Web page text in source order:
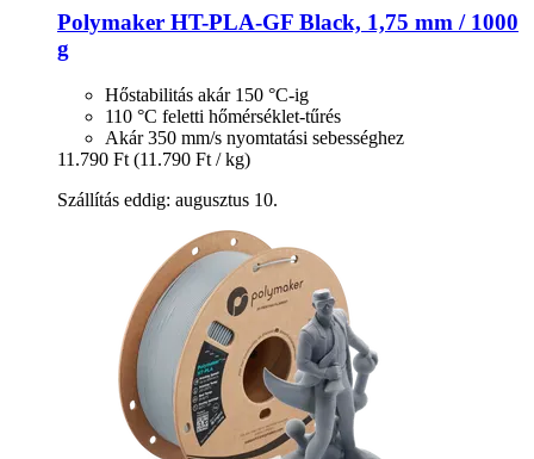
Polymaker HT-​PLA-​GF Black, 1,75 mm / 1000
g
Hőstabilitás akár 150 °C-ig
110 °C feletti hőmérséklet-tűrés
Akár 350 mm/s nyomtatási sebességhez
11.790 Ft (11.790 Ft / kg)
Szállítás eddig: augusztus 10.